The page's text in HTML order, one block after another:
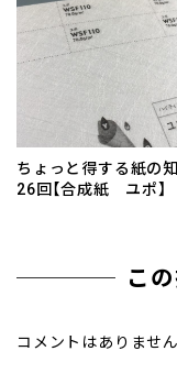
ちょっと得する紙の知
26回【合成紙 ユポ】
こ
コメントはありません